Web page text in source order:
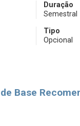
Duração
Semestral
Tipo
Opcional
Base